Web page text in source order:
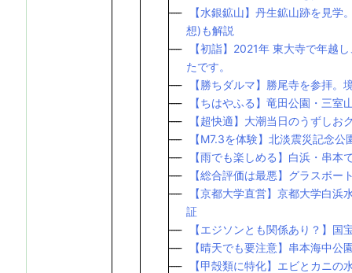
【水銀鉱山】丹生鉱山跡を見
想)も解説
【初詣】2021年 東大寺で年越
たです。
【勝ちダルマ】勝尾寺を参拝
【ちはやふる】竜田公園・三
【超快適】大潮当日のうずし
【M7.3を体験】北淡震災記念
【雨でも楽しめる】白浜・串本
【総合評価は最悪】グラスボ
【京都大学直営】京都大学白
証
【エジソンとも関係あり？】
【晴天でも要注意】串本海中
【甲殻類に特化】エビとカニ